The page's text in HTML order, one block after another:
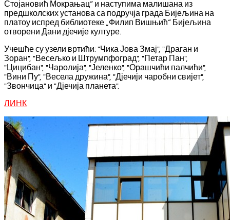
Стојановић Мокрањац“ и наступима малишана из
предшколских установа са подручја града Бијељина на
платоу испред библиотеке „Филип Вишњић“ Бијељина
отворени Дани дјечије културе.
Учешће су узели вртићи: "Чика Јова Змај", "Драган и
Зоран", "Весељко и Штрумпфоград", "Петар Пан",
"Цицибан", "Чаролија", "Јеленко", "Орашчићи палчићи",
"Вини Пу", "Весела дружина", "Дјечији чаробни свијет",
"Звончица" и "Дјечија планета".
ЛИНК